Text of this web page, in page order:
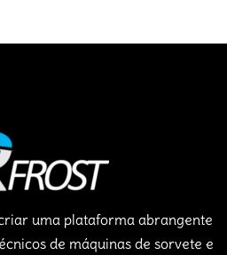
uma plataforma abrangente
de máquinas de sorvete e